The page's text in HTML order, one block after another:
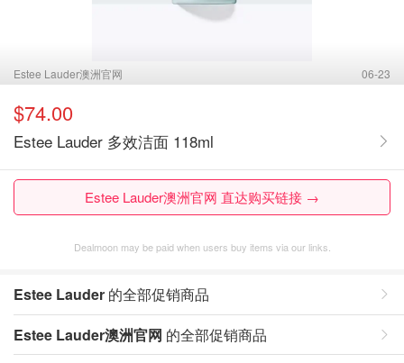
Estee Lauder澳洲官网 06-23
$74.00
Estee Lauder 多效洁面 118ml
Estee Lauder澳洲官网 直达购买链接 →
Dealmoon may be paid when users buy items via our links.
Estee Lauder 的全部促销商品
Estee Lauder澳洲官网 的全部促销商品